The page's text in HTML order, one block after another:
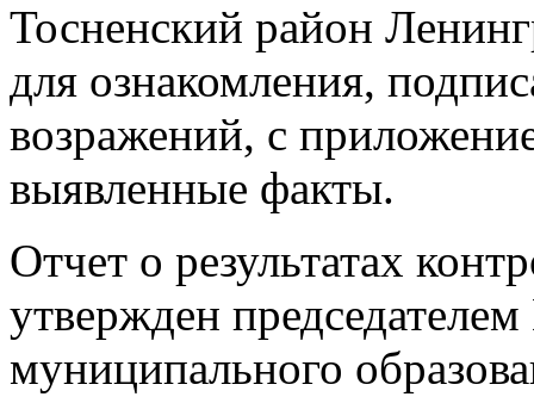
Тосненский район
для ознакомления,
возражений, с
выявленные факты.
Отчет о результатах
утвержден
муниципального